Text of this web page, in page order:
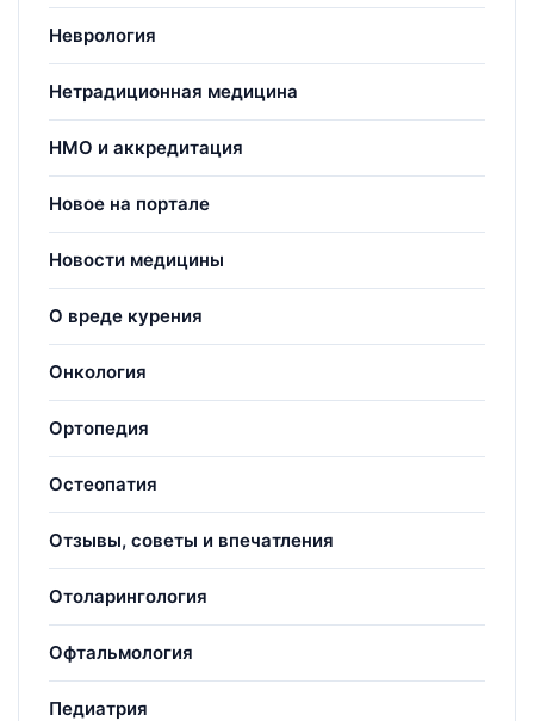
Неврология
Нетрадиционная медицина
НМО и аккредитация
Новое на портале
Новости медицины
О вреде курения
Онкология
Ортопедия
Остеопатия
Отзывы, советы и впечатления
Отоларингология
Офтальмология
Педиатрия